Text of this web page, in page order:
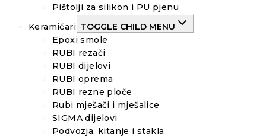
Pištolji za silikon i PU pjenu
Keramičari TOGGLE CHILD MENU
Epoxi smole
RUBI rezači
RUBI dijelovi
RUBI oprema
RUBI rezne ploče
Rubi mješači i mješalice
SIGMA dijelovi
Podvozja, kitanje i stakla